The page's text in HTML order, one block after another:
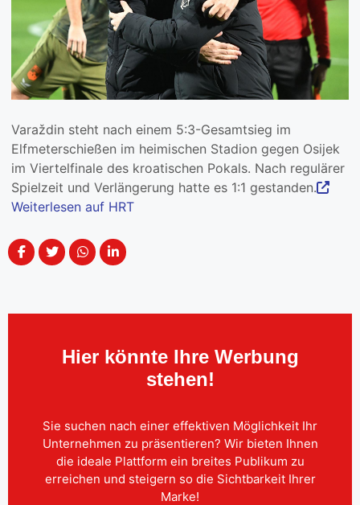
Varaždin steht nach einem 5:3-Gesamtsieg im
Elfmeterschießen im heimischen Stadion gegen Osijek
im Viertelfinale des kroatischen Pokals. Nach regulärer
Spielzeit und Verlängerung hatte es 1:1 gestanden.
Weiterlesen auf HRT
Hier könnte Ihre Werbung
stehen!
Sie suchen nach einer effektiven Möglichkeit Ihr
Unternehmen zu präsentieren? Wir bieten Ihnen
die ideale Plattform ein breites Publikum zu
erreichen und steigern so die Sichtbarkeit Ihrer
Marke!